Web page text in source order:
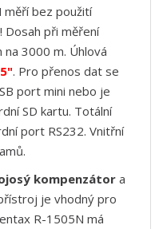
měří bez použití
! Dosah při měření
3000 m. Úhlová
5". Pro přenos dat se
port mini nebo je
SD kartu. Totální
port RS232. Vnitřní
kompenzátora
je vhodný pro
R-1505N má